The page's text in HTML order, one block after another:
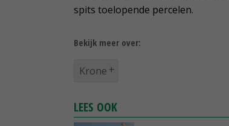
spits toelopende percelen.
Bekijk meer over:
Krone
LEES OOK